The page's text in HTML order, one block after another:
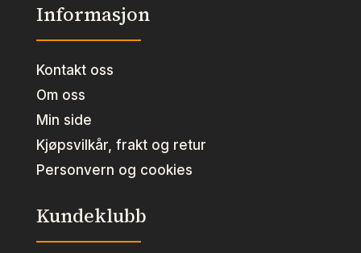
Informasjon
Kontakt oss
Om oss
Min side
Kjøpsvilkår, frakt og retur
Personvern og cookies
Kundeklubb